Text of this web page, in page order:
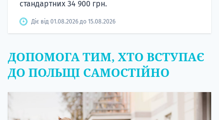
ДО ПОЛЬЩІ САМОСТІЙНО